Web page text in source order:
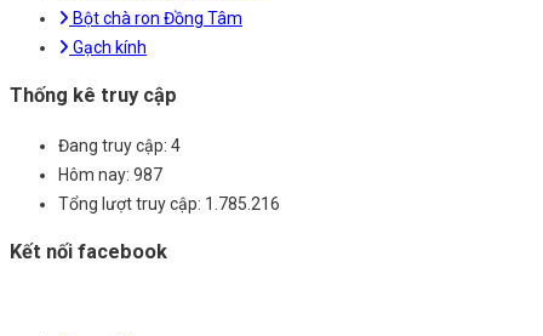
Bột chà ron Đồng Tâm
Gạch kính
Thống kê truy cập
Đang truy cập: 4
Hôm nay: 987
Tổng lượt truy cập: 1.785.216
Kết nối facebook